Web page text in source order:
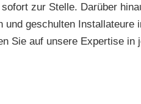
zur Stelle. Darüber
geschulten Installateure
Sie auf unsere Expertise in